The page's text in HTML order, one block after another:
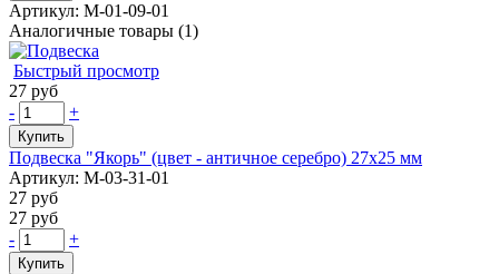
Артикул: М-01-09-01
Аналогичные товары (1)
Быстрый просмотр
27 руб
-
+
Купить
Подвеска "Якорь" (цвет - античное серебро) 27х25 мм
Артикул: М-03-31-01
27 руб
27 руб
-
+
Купить